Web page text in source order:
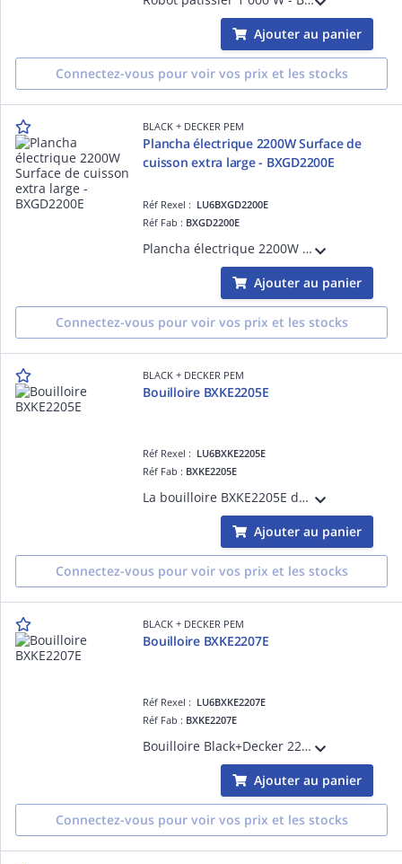
Ajouter au panier
Connectez-vous pour voir vos prix et les stocks
BLACK + DECKER PEM
Plancha électrique 2200W Surface de
cuisson extra large - BXGD2200E
Réf Rexel : LU6BXGD2200E
Réf Fab : BXGD2200E
Plancha électrique 2200W - BXGD2200E Surface de cuisson extra large de 490 x 270 mm / 1,8 mm Thermostat amovible Revêtement PTFE antiadhésif Bac récupérateur de graisse Nettoyage possible au lave-vaisselle
Ajouter au panier
Connectez-vous pour voir vos prix et les stocks
BLACK + DECKER PEM
Bouilloire BXKE2205E
Réf Rexel : LU6BXKE2205E
Réf Fab : BXKE2205E
La bouilloire BXKE2205E de 2200 W avec carafe en verre de 1,7 L offre un réglage de température de 60 à 100 °C et un anneau lumineux coloré. Elle dispose d'un filtre amovible, d'une résistance dissimulée et d'un compartiment range-câble.
Ajouter au panier
Connectez-vous pour voir vos prix et les stocks
BLACK + DECKER PEM
Bouilloire BXKE2207E
Réf Rexel : LU6BXKE2207E
Réf Fab : BXKE2207E
Bouilloire Black+Decker 2200W, rapide et sécurisée, idéale pour chauffer 1L d'eau en quelques secondes. Parfaite pour thé, café et infusions, elle allie performance et style pour un usage quotidien.
Ajouter au panier
Connectez-vous pour voir vos prix et les stocks